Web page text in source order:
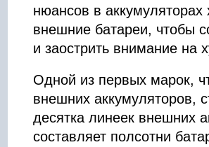
нюансов в аккумуляторах
внешние батареи, чтобы
и заострить внимание на
Одной из первых марок,
внешних аккумуляторов,
десятка линеек внешних
составляет полсотни